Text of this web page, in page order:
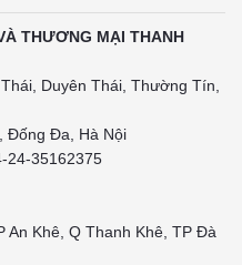
THƯƠNG MẠI THANH
Duyên Thái, Thường Tín,
Đống Đa, Hà Nội
24-35162375
An Khê, Q Thanh Khê, TP Đà